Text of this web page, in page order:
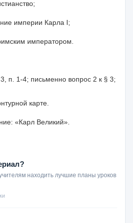
империи Карла I;
императором.
3, п. 1-4; письменно вопрос 2 к § 3;
карте.
«Карл Великий».
находить лучшие планы уроков